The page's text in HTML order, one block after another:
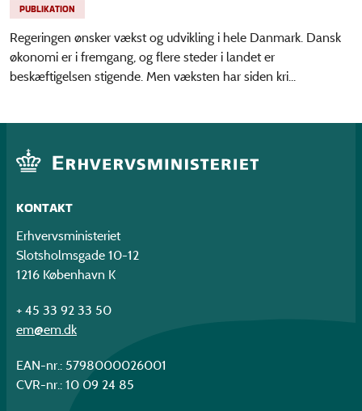
PUBLIKATION
Regeringen ønsker vækst og udvikling i hele Danmark. Dansk
økonomi er i fremgang, og flere steder i landet er
beskæftigelsen stigende. Men væksten har siden kri...
KONTAKT
Erhvervsministeriet
Slotsholmsgade 10-12
1216 København K
+ 45 33 92 33 50
em@em.dk
EAN-nr.: 5798000026001
CVR-nr.: 10 09 24 85